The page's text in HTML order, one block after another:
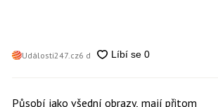
Události247.cz6 d
Působí jako všední obrazy, mají přitom